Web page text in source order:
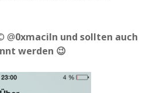
@0xmaciln und sollten auch
werden 😉